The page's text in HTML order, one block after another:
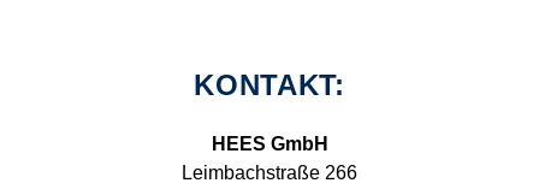
KONTAKT:
HEES GmbH
Leimbachstraße 266